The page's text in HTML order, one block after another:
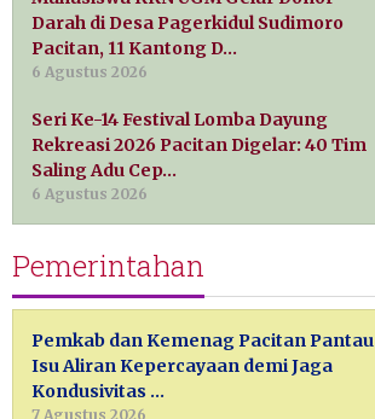
Darah di Desa Pagerkidul Sudimoro
Pacitan, 11 Kantong D…
6 Agustus 2026
Seri Ke-14 Festival Lomba Dayung
Rekreasi 2026 Pacitan Digelar: 40 Tim
Saling Adu Cep…
6 Agustus 2026
Pemerintahan
Pemkab dan Kemenag Pacitan Pantau
Isu Aliran Kepercayaan demi Jaga
Kondusivitas …
7 Agustus 2026